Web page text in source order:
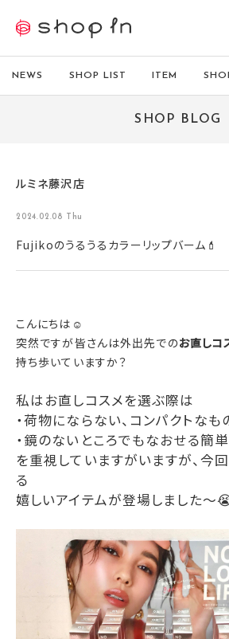
NEWS SHOP LIST ITEM
SHOP BLOG
ルミネ藤沢店
2024.02.08 Thu
Fujikoのうるうるカラーリップバーム💄
こんにちは☺️
突然ですが皆さんは外出先でのお直しコ
持ち歩いていますか？
私はお直しコスメを選ぶ際は
・荷物にならない、コンパクトなも
・鏡のないところでもなおせる簡
を重視していますがいますが、今
る
嬉しいアイテムが登場しました〜